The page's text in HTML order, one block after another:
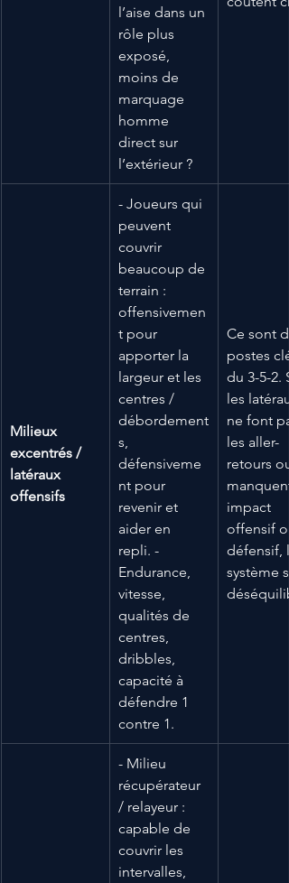
l’aise dans un
rôle plus
exposé,
moins de
marquage
homme
direct sur
l’extérieur ?
Milieux
excentrés /
latéraux
offensifs
- Joueurs qui
peuvent
couvrir
beaucoup de
terrain :
offensivemen
t pour
apporter la
largeur et les
centres /
débordement
s,
défensiveme
nt pour
revenir et
aider en
repli. -
Endurance,
vitesse,
qualités de
centres,
dribbles,
capacité à
défendre 1
contre 1.
Ce sont
postes
du 3-5-2.
les
ne font
les aller-
retours ou
impact
offensif
défensif,
système
- Milieu
récupérateur
/ relayeur :
capable de
couvrir les
intervalles,